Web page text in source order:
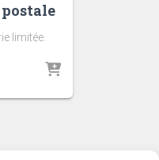
limitée.